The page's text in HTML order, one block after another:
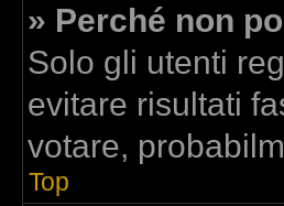
» Perché non
Solo gli utenti
evitare risultati
votare,
Top